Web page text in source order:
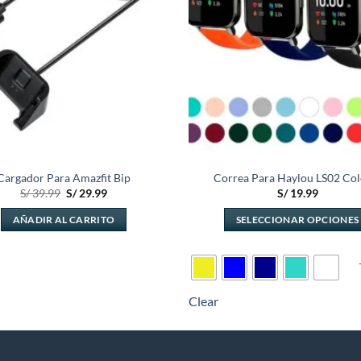
Para Amazfit Bip
S/39.99 El
original
era:
S/29.99El
actual
es:
AÑADIR AL CARRITO
Correa Para Haylou LS02
S/19.99
SELECCIONAR OPCIONES
producto
tiene
Las
Clear